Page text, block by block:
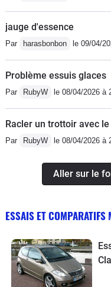
jauge d'essence
Par harasbonbon le 09/04/
Problème essuis glaces
Par RubyW le 08/04/2026 à
Racler un trottoir avec
Par RubyW le 08/04/2026 à
Aller sur le
ESSAIS ET COMPARATIFS